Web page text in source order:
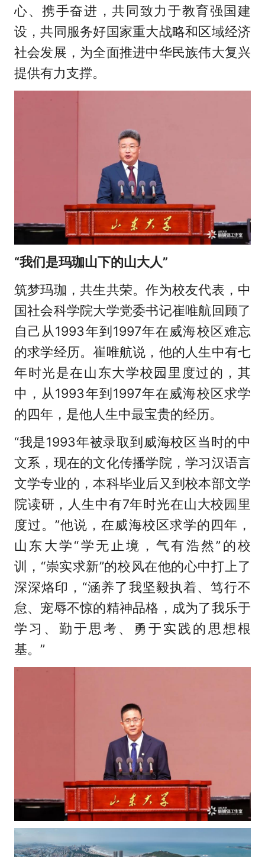
心、携手奋进，共同致力于教育强国建
设，共同服务好国家重大战略和区域经济
社会发展，为全面推进中华民族伟大复兴
提供有力支撑。
“我们是玛珈山下的山大人”
筑梦玛珈，共生共荣。作为校友代表，中
国社会科学院大学党委书记崔唯航回顾了
自己从1993年到1997年在威海校区难忘
的求学经历。崔唯航说，他的人生中有七
年时光是在山东大学校园里度过的，其
中，从1993年到1997年在威海校区求学
的四年，是他人生中最宝贵的经历。
“我是1993年被录取到威海校区当时的中
文系，现在的文化传播学院，学习汉语言
文学专业的，本科毕业后又到校本部文学
院读研，人生中有7年时光在山大校园里
度过。”他说，在威海校区求学的四年，
山东大学“学无止境，气有浩然”的校
训，“崇实求新”的校风在他的心中打上了
深深烙印，“涵养了我坚毅执着、笃行不
怠、宠辱不惊的精神品格，成为了我乐于
学习、勤于思考、勇于实践的思想根
基。”